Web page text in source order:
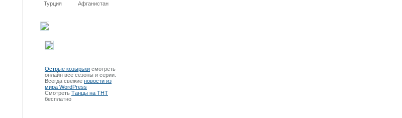
Турция Афганистан
Острые козырьки смотреть
онлайн все сезоны и серии.
Всегда свежие новости из
мира WordPress
Смотреть Танцы на ТНТ
бесплатно